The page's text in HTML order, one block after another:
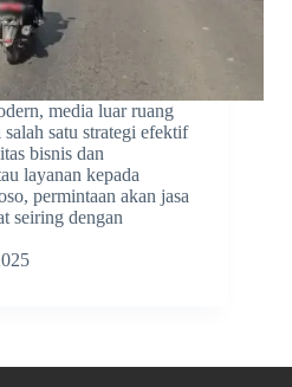
media luar ruang
satu strategi efektif
bisnis dan
layanan kepada
permintaan akan jasa
seiring dengan